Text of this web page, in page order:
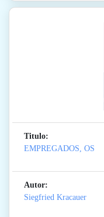
Titulo:
EMPREGADOS, OS
Autor:
Siegfried Kracauer